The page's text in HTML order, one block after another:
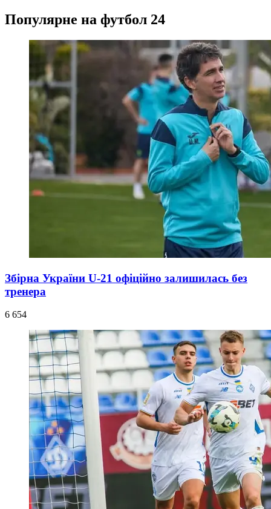
Популярне на футбол 24
Збірна України U-21 офіційно залишилась без
тренера
6 654